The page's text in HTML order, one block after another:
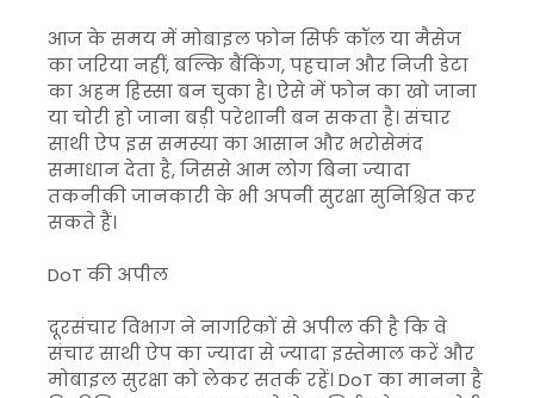
आज के समय में मोबाइल फोन सिर्फ कॉल या मैसेज
का जरिया नहीं, बल्कि बैंकिंग, पहचान और निजी डेटा
का अहम हिस्सा बन चुका है। ऐसे में फोन का खो जाना
या चोरी हो जाना बड़ी परेशानी बन सकता है। संचार
साथी ऐप इस समस्या का आसान और भरोसेमंद
समाधान देता है, जिससे आम लोग बिना ज्यादा
तकनीकी जानकारी के भी अपनी सुरक्षा सुनिश्चित कर
सकते हैं।
DoT की अपील
दूरसंचार विभाग ने नागरिकों से अपील की है कि वे
संचार साथी ऐप का ज्यादा से ज्यादा इस्तेमाल करें और
मोबाइल सुरक्षा को लेकर सतर्क रहें। DoT का मानना है